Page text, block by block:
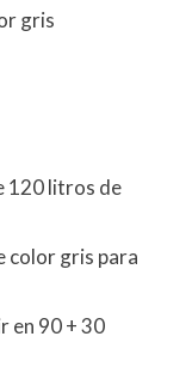
gris
120 litros de
color gris para
en 90 + 30